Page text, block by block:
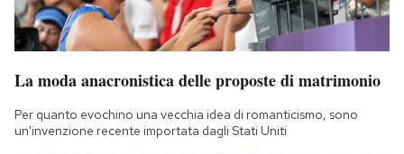
La moda anacronistica delle proposte di matrimonio
Per quanto evochino una vecchia idea di romanticismo, sono
un'invenzione recente importata dagli Stati Uniti